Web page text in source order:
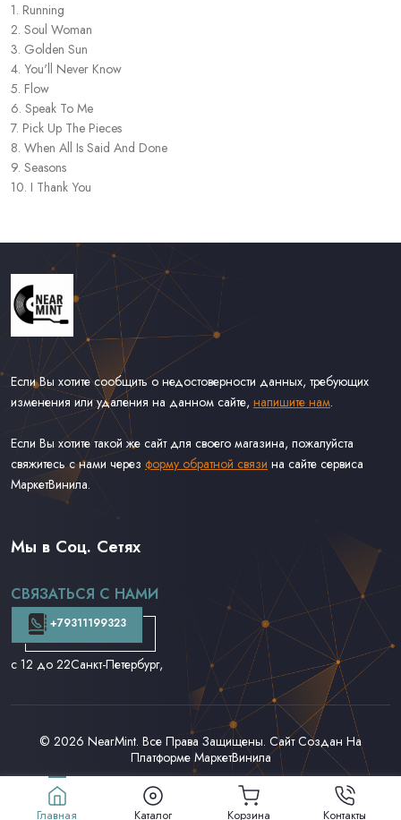
1. Running
2. Soul Woman
3. Golden Sun
4. You'll Never Know
5. Flow
6. Speak To Me
7. Pick Up The Pieces
8. When All Is Said And Done
9. Seasons
10. I Thank You
Если Вы хотите сообщить о недостоверности данных, требующих
изменения или удаления на данном сайте, напишите нам.
Если Вы хотите такой же сайт для своего магазина, пожалуйста
свяжитесь с нами через форму обратной связи на сайте сервиса
МаркетВинила.
Виниловые Пластинки
Доставка и Оплата
Контакты
Мы в Соц. Сетях
СВЯЗАТЬСЯ С НАМИ
+79311199323
с 12 до 22Санкт-Петербург,
© 2026 NearMint. Все Права Защищены. Сайт Создан На
Платформе МаркетВинила
Главная Каталог Корзина Контакты